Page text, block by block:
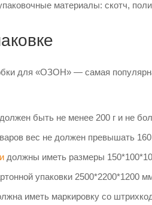
материалы: скотч,
для «ОЗОН» — самая
быть не менее 200 г и не
вес не должен превышать 160
должны иметь размеры
упаковки 2500*2200*1200
иметь маркировку со